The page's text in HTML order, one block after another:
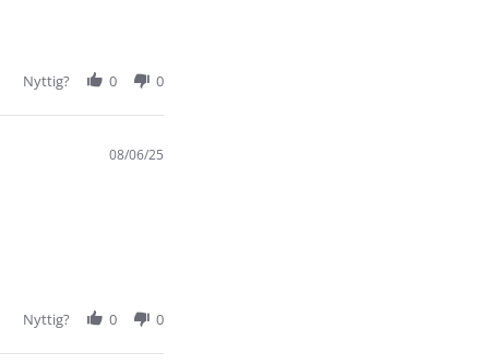
Nyttig? 0 0
08/06/25
Nyttig? 0 0